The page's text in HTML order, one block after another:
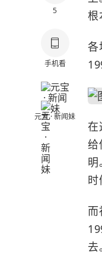
5
手机看
元宝 · 新闻妹
根
各
在
给
明
时
而
去